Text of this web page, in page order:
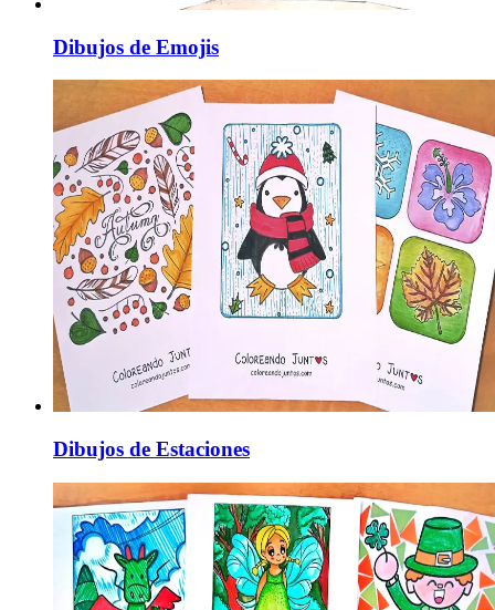
Dibujos de Emojis
Dibujos de Estaciones